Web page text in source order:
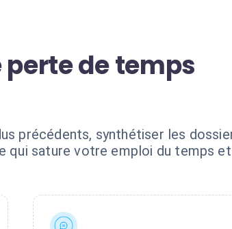
de temps
précédents, synthétiser les
qui sature votre emploi du temps et